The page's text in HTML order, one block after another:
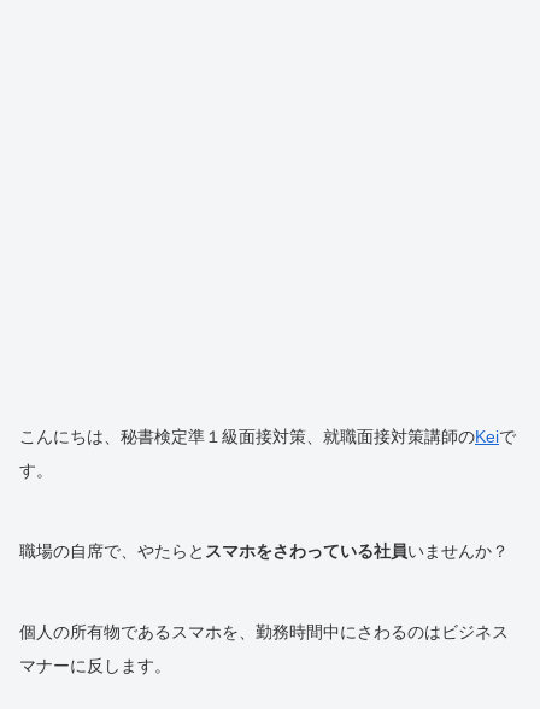
こんにちは、秘書検定準１級面接対策、就職面接対策講師のKeiで
す。
職場の自席で、やたらと スマホをさわっている社員いませんか？
個人の所有物であるスマホを、勤務時間中にさわるのはビジネス
マナーに反します。